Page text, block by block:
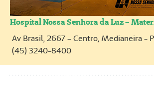
Hospital Nossa Senhora da Luz –
Av Brasil, 2667 – Centro, Medianeira -
(45) 3240-8400